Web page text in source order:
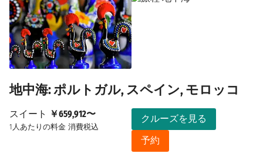
地中海: ポルトガル, スペイン, モロッコ
スイート ￥659,912〜
1人あたりの料金 消費税込
クルーズを見る
予約